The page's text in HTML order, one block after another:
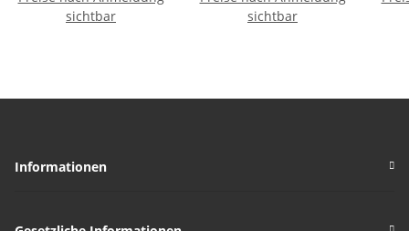
Stretchband
sichtbar
mm, 19 - 20 cm lang
sichtbar
Informationen